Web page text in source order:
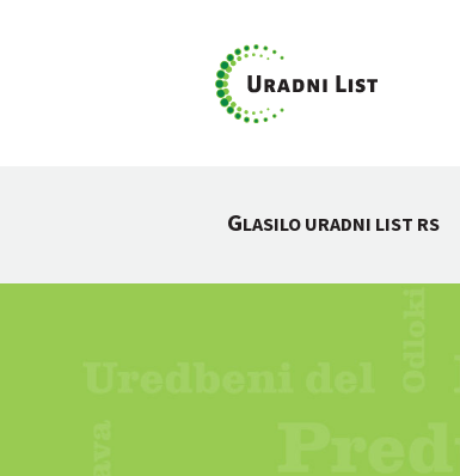
GLASILO URADNI LIST RS